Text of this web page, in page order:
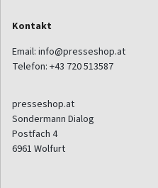
Kontakt
Email: info@presseshop.at
Telefon: +43 720 513587
presseshop.at
Sondermann Dialog
Postfach 4
6961 Wolfurt